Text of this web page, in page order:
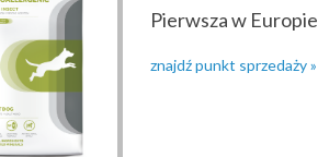
Pierwsza w
znajdź punkt sprzedaży »